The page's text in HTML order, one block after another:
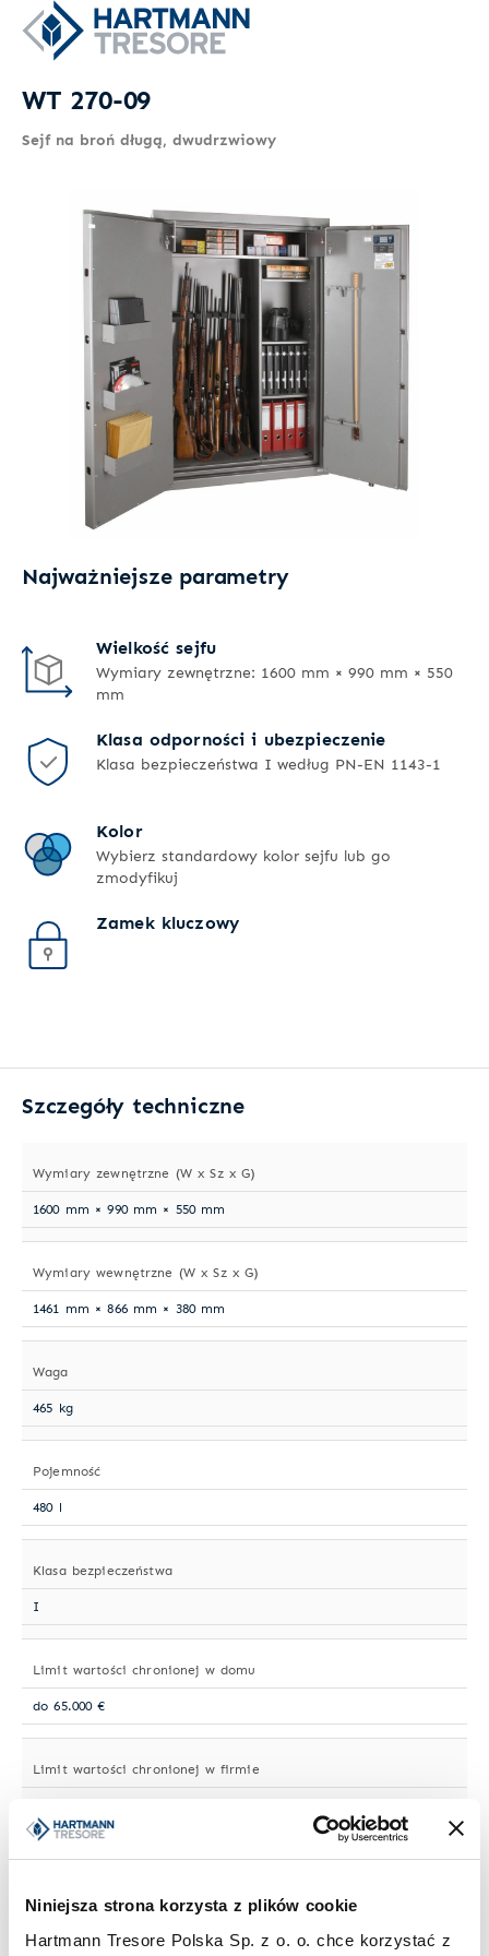
Niniejsza strona korzysta z plików cookie
Hartmann Tresore Polska Sp. z o. o. chce korzystać z
WT 270-09
Sejf na broń długą, dwudrzwiowy
Najważniejsze parametry
Wielkość sejfu
Wymiary zewnętrzne: 1600 mm × 990 mm × 550
mm
Klasa odporności i ubezpieczenie
Klasa bezpieczeństwa I według PN-EN 1143-1
Kolor
Wybierz standardowy kolor sejfu lub go
zmodyfikuj
Zamek kluczowy
Szczegóły techniczne
Wymiary zewnętrzne (W x Sz x G)
1600 mm × 990 mm × 550 mm
Wymiary wewnętrzne (W x Sz x G)
1461 mm × 866 mm × 380 mm
Waga
465 kg
Pojemność
480 l
Klasa bezpieczeństwa
I
Limit wartości chronionej w domu
do 65.000 €
Limit wartości chronionej w firmie
Zamek kluczowy